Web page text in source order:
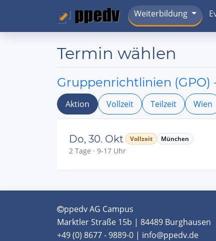
Weiterbildung
Termin wählen
Gruppenrichtlinien
Aktion Vollzeit Teilzeit Wien
Do, 30. Okt Vollzeit München
2 Tage · 9-17 Uhr
ppedv AG Campus
Marktler Straße 15b | 84489 Burghausen
+49 (0) 8677 - 9889-0 | info@ppedv.de